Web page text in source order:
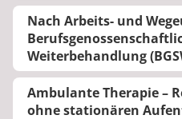
Viele Patientinnen und
einem
Stabilisierung eine
bzw.
In diesem Fall übernimmt
alle notwendigen
Nach Arbeits- und
Weiterbehandlung
Nach Arbeits- oder
Krankenhausarzt oder
Ambulante Therapie –
ohne stationären